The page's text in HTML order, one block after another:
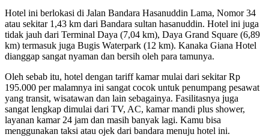
Hotel ini berlokasi di Jalan Bandara Hasanuddin Lama, Nomor 34
atau sekitar 1,43 km dari Bandara sultan hasanuddin. Hotel ini juga
tidak jauh dari Terminal Daya (7,04 km), Daya Grand Square (6,89
km) termasuk juga Bugis Waterpark (12 km). Kanaka Giana Hotel
dianggap sangat nyaman dan bersih oleh para tamunya.
Oleh sebab itu, hotel dengan tariff kamar mulai dari sekitar Rp
195.000 per malamnya ini sangat cocok untuk penumpang pesawat
yang transit, wisatawan dan lain sebagainya. Fasilitasnya juga
sangat lengkap dimulai dari TV, AC, kamar mandi plus shower,
layanan kamar 24 jam dan masih banyak lagi. Kamu bisa
menggunakan taksi atau ojek dari bandara menuju hotel ini.